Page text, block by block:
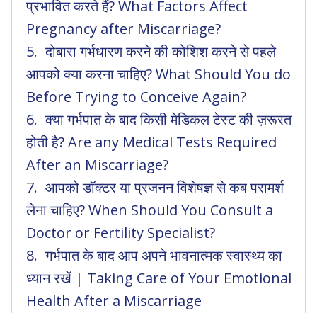
प्रभावित करते हैं? What Factors Affect
Pregnancy after Miscarriage?
दोबारा गर्भधारण करने की कोशिश करने से पहले
आपको क्या करना चाहिए? What Should You do
Before Trying to Conceive Again?
क्या गर्भपात के बाद किसी मेडिकल टेस्ट की ज़रूरत
होती है? Are any Medical Tests Required
After an Miscarriage?
आपको डॉक्टर या प्रजनन विशेषज्ञ से कब परामर्श
लेना चाहिए? When Should You Consult a
Doctor or Fertility Specialist?
गर्भपात के बाद आप अपने भावनात्मक स्वास्थ्य का
ध्यान रखें | Taking Care of Your Emotional
Health After a Miscarriage